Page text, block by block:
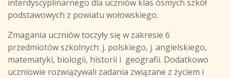
interdyscyplinarnego dla uczniów klas ósmych szkół
podstawowych z powiatu wołowskiego.
Zmagania uczniów toczyły się w zakresie 6
przedmiotów szkolnych: j. polskiego, j. angielskiego,
matematyki, biologii, historii i geografii. Dodatkowo
uczniowie rozwiązywali zadania związane z życiem i